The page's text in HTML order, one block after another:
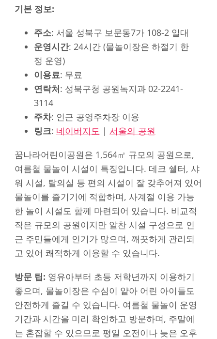
기본 정보:
주소: 서울 성북구 보문동7가 108-2 일대
운영시간: 24시간 (물놀이장은 하절기 한
정 운영)
이용료: 무료
연락처: 성북구청 공원녹지과 02-2241-
3114
주차: 인근 공영주차장 이용
링크: 네이버지도 | 서울의 공원
꿈나라어린이공원은 1,564㎡ 규모의 공원으로,
여름철 물놀이 시설이 특징입니다. 데크 쉘터, 샤
워 시설, 탈의실 등 편의 시설이 잘 갖추어져 있어
물놀이를 즐기기에 적합하며, 사계절 이용 가능
한 놀이 시설도 함께 마련되어 있습니다. 비교적
작은 규모의 공원이지만 알찬 시설 구성으로 인
근 주민들에게 인기가 많으며, 깨끗하게 관리되
고 있어 쾌적하게 이용할 수 있습니다.
방문 팁: 영유아부터 초등 저학년까지 이용하기
좋으며, 물놀이장은 수심이 얕아 어린 아이들도
안전하게 즐길 수 있습니다. 여름철 물놀이 운영
기간과 시간을 미리 확인하고 방문하며, 주말에
는 혼잡할 수 있으므로 평일 오전이나 늦은 오후